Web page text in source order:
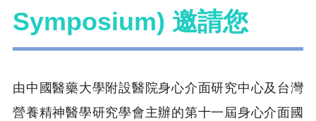
Symposium) 邀請您
由中國醫藥大學附設醫院身心介面研究中心及台灣
營養精神醫學研究學會主辦的第十一屆身心介面國